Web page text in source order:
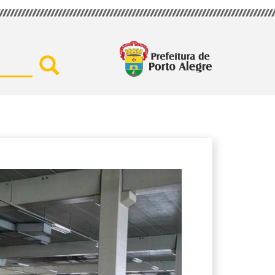
Buscar por secretaria,